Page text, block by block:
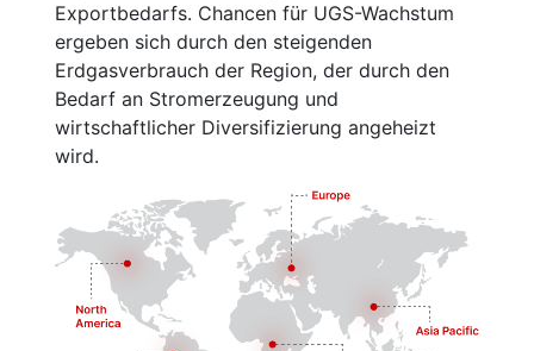
Exportbedarfs. Chancen für UGS-Wachstum
ergeben sich durch den steigenden
Erdgasverbrauch der Region, der durch den
Bedarf an Stromerzeugung und
wirtschaftlicher Diversifizierung angeheizt
wird.